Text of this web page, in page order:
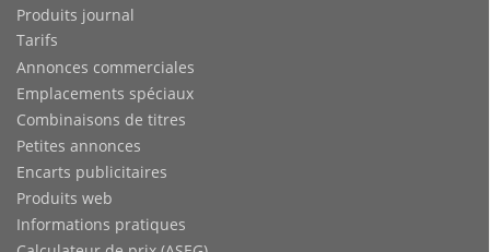
Produits journal
Tarifs
Annonces commerciales
Emplacements spéciaux
Combinaisons de titres
Petites annonces
Encarts publicitaires
Produits web
Informations pratiques